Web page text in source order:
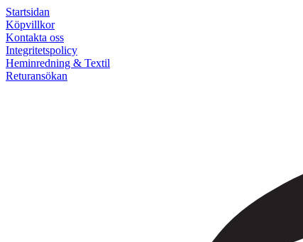
Startsidan
Köpvillkor
Kontakta oss
Integritetspolicy
Heminredning & Textil
Returansökan